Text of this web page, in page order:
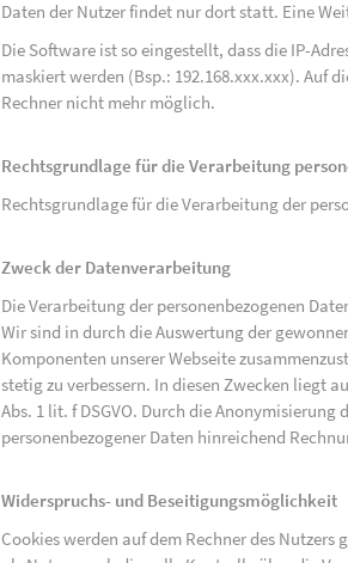
Daten der Nutzer findet nur dort statt. Eine
Die Software ist so eingestellt, dass die IP-
maskiert werden (Bsp.: 192.168.xxx.xxx). Auf
Rechner nicht mehr möglich.
Rechtsgrundlage für die Verarbeitung
Rechtsgrundlage für die Verarbeitung der
Zweck der Datenverarbeitung
Die Verarbeitung der personenbezogenen
Wir sind in durch die Auswertung der
Komponenten unserer Webseite
stetig zu verbessern. In diesen Zwecken liegt
Abs. 1 lit. f DSGVO. Durch die Anonymisierung
personenbezogener Daten hinreichend
Widerspruchs- und Beseitigungsmöglichkeit
Cookies werden auf dem Rechner des